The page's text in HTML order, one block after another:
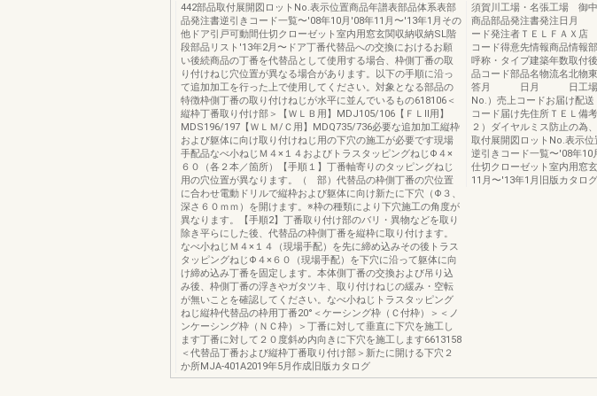
442部品取付展開図ロットNo.表示位置商品年譜表部品体系表部
品発注書逆引きコード一覧〜'08年10月'08年11月〜'13年1月その
他ドア引戸可動間仕切クローゼット室内用窓玄関収納収納SL階
段部品リスト'13年2月〜ドア丁番代替品への交換におけるお願
い後続商品の丁番を代替品として使用する場合、枠側丁番の取
り付けねじ穴位置が異なる場合があります。以下の手順に沿っ
て追加加工を行った上で使用してください。対象となる部品の
特徴枠側丁番の取り付けねじが水平に並んでいるもの618106＜
縦枠丁番取り付け部＞【ＷＬＢ用】MDJ105/106【ＦＬⅡ用】
MDS196/197【ＷＬＭ/Ｃ用】MDQ735/736必要な追加加工縦枠
および躯体に向け取り付けねじ用の下穴の施工が必要です現場
手配品なべ小ねじＭ４×１４およびトラスタッピングねじΦ４×
６０（各２本／箇所）【手順１】丁番軸寄りのタッピングねじ
用の穴位置が異なります。（ 部）代替品の枠側丁番の穴位置
に合わせ電動ドリルで縦枠および躯体に向け新たに下穴（Φ３、
深さ６０ｍｍ）を開けます。※枠の種類により下穴施工の角度が
異なります。【手順2】丁番取り付け部のバリ・異物などを取り
除き平らにした後、代替品の枠側丁番を縦枠に取り付けます。
なべ小ねじＭ４×１４（現場手配）を先に締め込みその後トラス
タッピングねじΦ４×６０（現場手配）を下穴に沿って躯体に向
け締め込み丁番を固定します。本体側丁番の交換および吊り込
み後、枠側丁番の浮きやガタツキ、取り付けねじの緩み・空転
が無いことを確認してください。なべ小ねじトラスタッピング
ねじ縦枠代替品の枠用丁番20°＜ケーシング枠（Ｃ付枠）＞＜ノ
ンケーシング枠（ＮＣ枠）＞丁番に対して垂直に下穴を施工し
ます丁番に対して２０度斜め内向きに下穴を施工します6613158
＜代替品丁番および縦枠丁番取り付け部＞新たに開ける下穴２
か所MJA-401A2019年5月作成旧版カタログ
須賀川工場・名張工場 御
商品部品発注書発注日月
ード発注者ＴＥＬＦＡＸ
コード得意先情報商品情報
呼称・タイプ建築年数取付
品コード部品名物流名北物
答月 日月 日工場上が
No.）売上コードお届け配
コード届け先住所ＴＥＬ備
２）ダイヤルミス防止の為
取付展開図ロットNo.表示
逆引きコード一覧〜'08年10
仕切クローゼット室内用窓
11月〜'13年1月旧版カタログ